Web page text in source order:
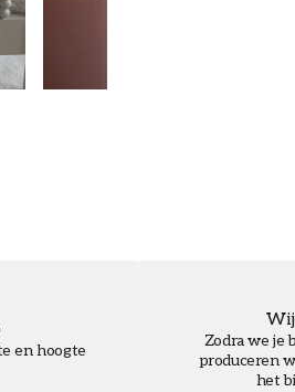
en hoogte
Zodra we je
produceren
het